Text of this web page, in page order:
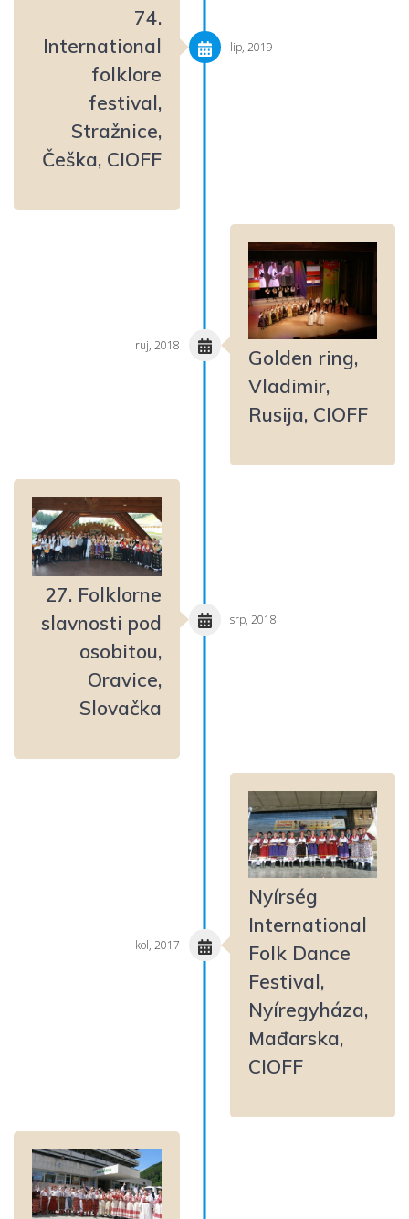
74.
International
folklore
festival,
Stražnice,
Češka, CIOFF
lip, 2019
Golden ring,
Vladimir,
Rusija, CIOFF
ruj, 2018
27. Folklorne
slavnosti pod
osobitou,
Oravice,
Slovačka
srp, 2018
Nyírség
International
Folk Dance
Festival,
Nyíregyháza,
Mađarska,
CIOFF
kol, 2017